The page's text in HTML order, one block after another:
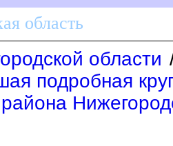
область
области
подробная
района